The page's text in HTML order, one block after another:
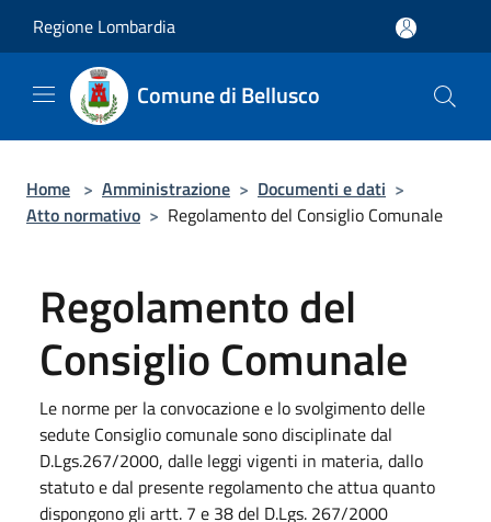
Regione Lombardia
Comune di Bellusco
Home > Amministrazione > Documenti e dati >
Atto normativo > Regolamento del Consiglio Comunale
Regolamento del
Consiglio Comunale
Le norme per la convocazione e lo svolgimento delle
sedute Consiglio comunale sono disciplinate dal
D.Lgs.267/2000, dalle leggi vigenti in materia, dallo
statuto e dal presente regolamento che attua quanto
dispongono gli artt. 7 e 38 del D.Lgs. 267/2000